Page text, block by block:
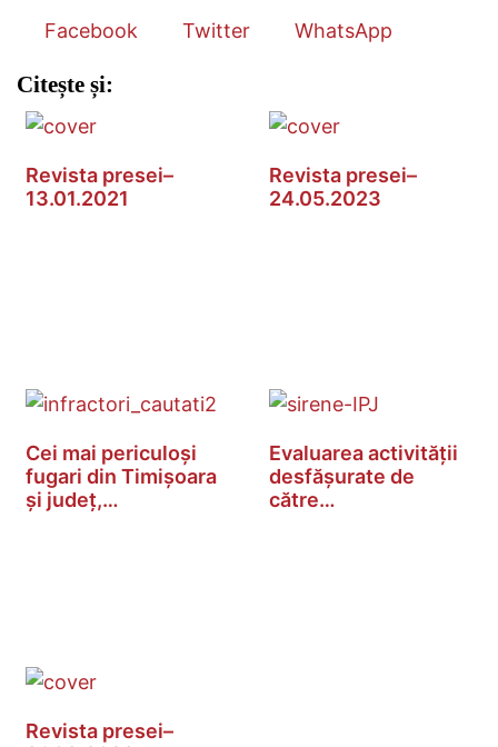
Facebook Twitter WhatsApp
Citește și:
Revista presei–
13.01.2021
Revista presei–
24.05.2023
Cei mai periculoși
fugari din Timișoara
și județ,…
Evaluarea activității
desfășurate de
către…
Revista presei–